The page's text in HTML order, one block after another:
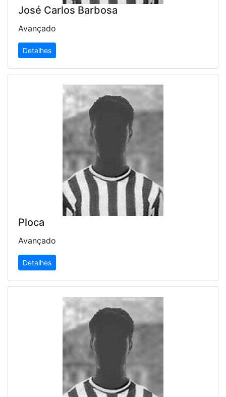
José Carlos Barbosa
Avançado
Detalhes
Ploca
Avançado
Detalhes